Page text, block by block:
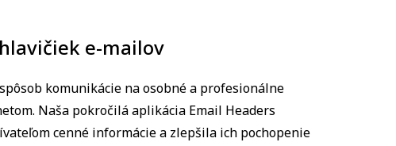
e-mailov
komunikácie na osobné a profesionálne
Naša pokročilá aplikácia Email Headers
cenné informácie a zlepšila ich pochopenie